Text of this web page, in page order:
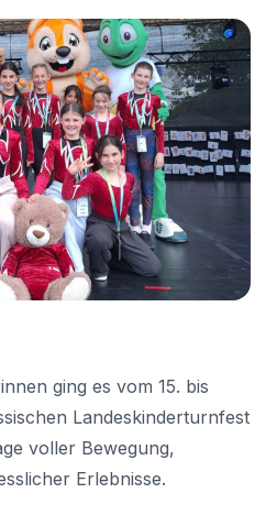
ging es vom 15. bis
Landeskinderturnfest
voller Bewegung,
Erlebnisse.